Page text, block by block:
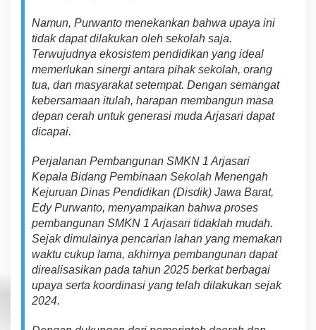
Namun, Purwanto menekankan bahwa upaya ini
tidak dapat dilakukan oleh sekolah saja.
Terwujudnya ekosistem pendidikan yang ideal
memerlukan sinergi antara pihaksekolah, orang
tua, dan masyarakatsetempat. Dengan semangat
kebersamaan itulah, harapan membangun masa
depan cerah untuk generasi muda Arjasari dapat
dicapai.
Perjalanan Pembangunan SMKN 1 Arjasari
Kepala Bidang Pembinaan Sekolah Menengah
Kejuruan Dinas Pendidikan (Disdik) Jawa Barat,
Edy Purwanto, menyampaikan bahwa proses
pembangunan SMKN 1 Arjasari tidaklah mudah.
Sejakdimulainya pencarian lahan yang memakan
waktu cukup lama, akhirnya pembangunan dapat
direalisasikan pada tahun 2025 berkatberbagai
upaya serta koordinasi yang telah dilakukan sejak
2024.